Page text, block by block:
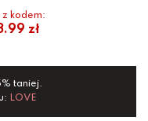
z kodem:
zł
taniej.
LOVE